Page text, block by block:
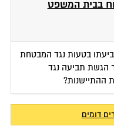
בבית המשפט
בטעות נגד המבטחת
הגשת תביעה נגד
ההתיישנות?
דומים